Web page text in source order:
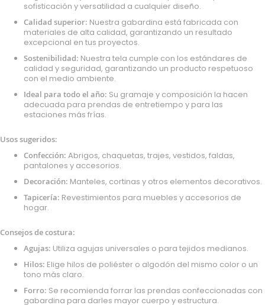
sofisticación y versatilidad a cualquier diseño.
Calidad superior: Nuestra gabardina está fabricada con
materiales de alta calidad, garantizando un resultado
excepcional en tus proyectos.
Sostenibilidad: Nuestra tela cumple con los estándares de
calidad y seguridad, garantizando un producto respetuoso
con el medio ambiente.
Ideal para todo el año: Su gramaje y composición la hacen
adecuada para prendas de entretiempo y para las
estaciones más frías.
Usos sugeridos:
Confección: Abrigos, chaquetas, trajes, vestidos, faldas,
pantalones y accesorios.
Decoración: Manteles, cortinas y otros elementos decorativos.
Tapicería: Revestimientos para muebles y accesorios de
hogar.
Consejos de costura:
Agujas: Utiliza agujas universales o para tejidos medianos.
Hilos: Elige hilos de poliéster o algodón del mismo color o un
tono más claro.
Forro: Se recomienda forrar las prendas confeccionadas con
gabardina para darles mayor cuerpo y estructura.